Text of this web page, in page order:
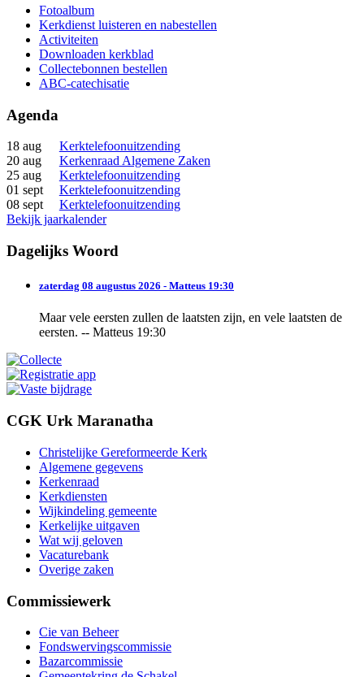
Fotoalbum
Kerkdienst luisteren en nabestellen
Activiteiten
Downloaden kerkblad
Collectebonnen bestellen
ABC-catechisatie
Agenda
18 aug
Kerktelefoonuitzending
20 aug
Kerkenraad Algemene Zaken
25 aug
Kerktelefoonuitzending
01 sept
Kerktelefoonuitzending
08 sept
Kerktelefoonuitzending
Bekijk jaarkalender
Dagelijks Woord
zaterdag 08 augustus 2026 - Matteus 19:30
Maar vele eersten zullen de laatsten zijn, en vele laatsten de
eersten. -- Matteus 19:30
CGK Urk Maranatha
Christelijke Gereformeerde Kerk
Algemene gegevens
Kerkenraad
Kerkdiensten
Wijkindeling gemeente
Kerkelijke uitgaven
Wat wij geloven
Vacaturebank
Overige zaken
Commissiewerk
Cie van Beheer
Fondswervingscommissie
Bazarcommissie